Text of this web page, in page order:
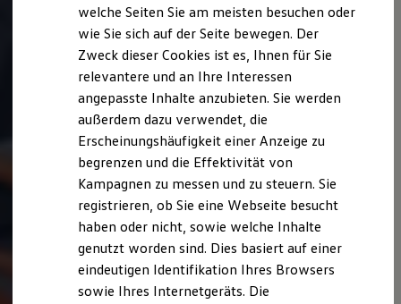
welche Seiten Sie am meisten besuchen oder
wie Sie sich auf der Seite bewegen. Der
Zweck dieser Cookies ist es, Ihnen für Sie
relevantere und an Ihre Interessen
angepasste Inhalte anzubieten. Sie werden
außerdem dazu verwendet, die
Erscheinungshäufigkeit einer Anzeige zu
begrenzen und die Effektivität von
Kampagnen zu messen und zu steuern. Sie
registrieren, ob Sie eine Webseite besucht
haben oder nicht, sowie welche Inhalte
genutzt worden sind. Dies basiert auf einer
eindeutigen Identifikation Ihres Browsers
sowie Ihres Internetgeräts. Die